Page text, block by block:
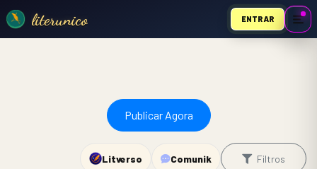
literunico ENTRAR
Publicar Agora
Litverso Comunik Filtros